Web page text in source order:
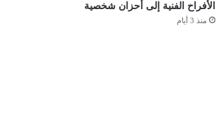
الأفراح الفنية إلى أحزان شخصية
منذ 3 أيام